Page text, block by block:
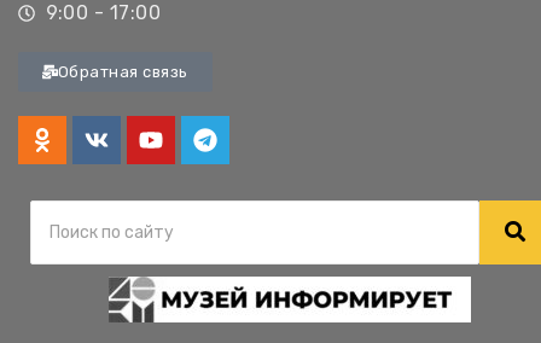
9:00 - 17:00
Обратная связь